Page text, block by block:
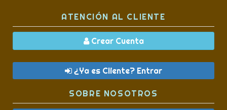
ATENCIÓN AL CLIENTE
Crear Cuenta
¿Ya es Cliente? Entrar
SOBRE NOSOTROS